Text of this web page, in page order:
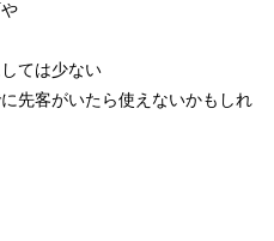
ては少ない
先客がいたら使えないかもしれ